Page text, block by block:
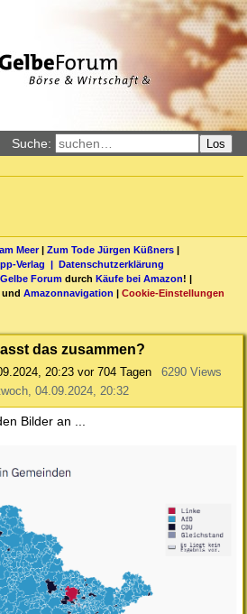
Suche: Los
Meer| Zum Tode Jürgen Küßners |
Verlag | Datenschutzerklärung
Forum durch Käufe bei Amazon! |
und Amazonnavigation | Cookie-Einstellungen
das zusammen?
20:23 vor 704 Tagen
6290 Views
04.09.2024, 20:32
Bilder an ...